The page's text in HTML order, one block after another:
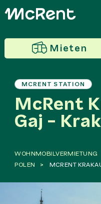
Mieten
MCRENT STATION
McRent
Gaj -
WOHNMOBILVERMIETUNG
POLEN
MCRENT